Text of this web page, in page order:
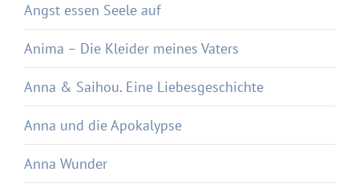
Angst essen Seele auf
Anima – Die Kleider meines Vaters
Anna & Saihou. Eine Liebesgeschichte
Anna und die Apokalypse
Anna Wunder